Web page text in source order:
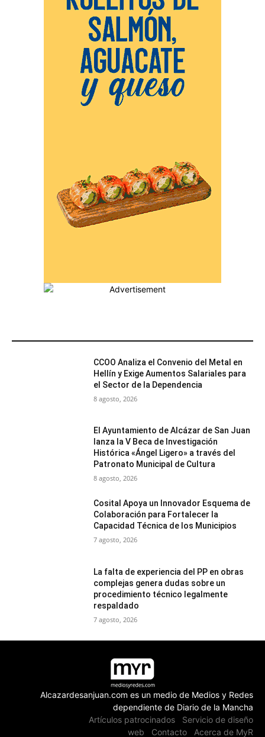
CCOO Analiza el Convenio del Metal en
Hellín y Exige Aumentos Salariales para
el Sector de la Dependencia
8 agosto, 2026
El Ayuntamiento de Alcázar de San Juan
lanza la V Beca de Investigación
Histórica «Ángel Ligero» a través del
Patronato Municipal de Cultura
8 agosto, 2026
Cosital Apoya un Innovador Esquema de
Colaboración para Fortalecer la
Capacidad Técnica de los Municipios
7 agosto, 2026
La falta de experiencia del PP en obras
complejas genera dudas sobre un
procedimiento técnico legalmente
respaldado
7 agosto, 2026
Alcazardesanjuan.com es un medio de Medios y Redes
dependiente de Diario de la Mancha
Artículos patrocinados
Servicio de diseño
web
Contacto Acerca de MyR